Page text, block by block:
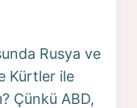
Rusya ve
Kürtler ile
Çünkü ABD,